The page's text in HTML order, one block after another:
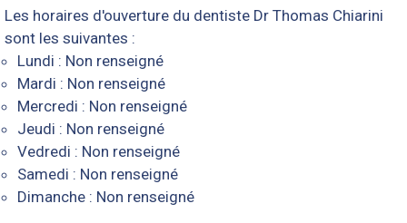
Les horaires d'ouverture du dentiste Dr Thomas Chiarini
sont les suivantes :
Lundi : Non renseigné
Mardi : Non renseigné
Mercredi : Non renseigné
Jeudi : Non renseigné
Vedredi : Non renseigné
Samedi : Non renseigné
Dimanche : Non renseigné